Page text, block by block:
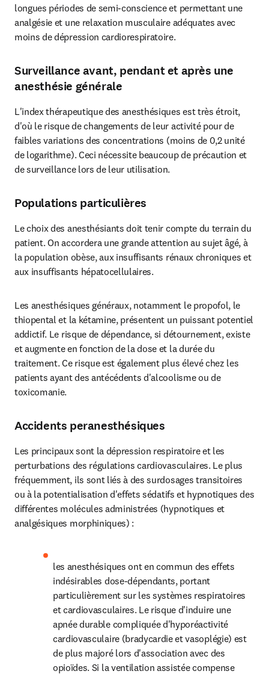
longues périodes de semi-conscience et permettant une
analgésie et une relaxation musculaire adéquates avec
moins de dépression cardiorespiratoire.
Surveillance avant, pendant et après une
anesthésie générale
L'index thérapeutique des anesthésiques est très étroit,
d'où le risque de changements de leur activité pour de
faibles variations des concentrations (moins de 0,2 unité
de logarithme). Ceci nécessite beaucoup de précaution et
de surveillance lors de leur utilisation.
Populations particulières
Le choix des anesthésiants doit tenir compte du terrain du
patient. On accordera une grande attention au sujet âgé, à
la population obèse, aux insuffisants rénaux chroniques et
aux insuffisants hépatocellulaires.
Les anesthésiques généraux, notamment le propofol, le
thiopental et la kétamine, présentent un puissant potentiel
addictif. Le risque de dépendance, si détournement, existe
et augmente en fonction de la dose et la durée du
traitement. Ce risque est également plus élevé chez les
patients ayant des antécédents d'alcoolisme ou de
toxicomanie.
Accidents peranesthésiques
Les principaux sont la dépression respiratoire et les
perturbations des régulations cardiovasculaires. Le plus
fréquemment, ils sont liés à des surdosages transitoires
ou à la potentialisation d'effets sédatifs et hypnotiques des
différentes molécules administrées (hypnotiques et
analgésiques morphiniques) :
les anesthésiques ont en commun des effets
indésirables dose-dépendants, portant
particulièrement sur les systèmes respiratoires
et cardiovasculaires. Le risque d'induire une
apnée durable compliquée d'hyporéactivité
cardiovasculaire (bradycardie et vasoplégie) est
de plus majoré lors d'association avec des
opioïdes. Si la ventilation assistée compense